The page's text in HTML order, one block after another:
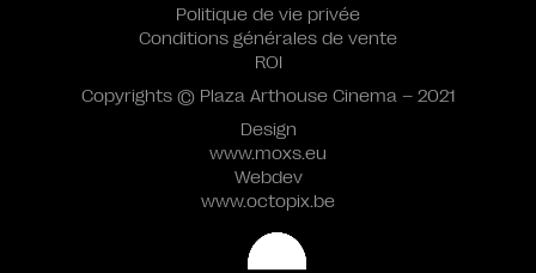
Design
www.moxs.eu
Webdev
www.octopix.be
Politique de vie privée
Conditions générales de vente
ROI
Copyrights © Plaza Arthouse Cinema – 2021